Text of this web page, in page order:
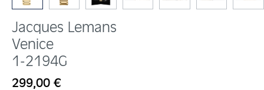
Jacques Lemans
Venice
1-2194G
Regulärer Preis:
299,00 €